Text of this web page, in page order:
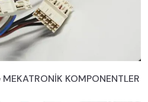
KOMPONENTLER